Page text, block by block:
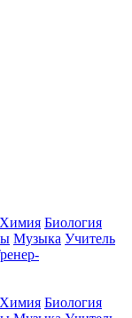
Химия Биология
Музыка Учитель
Химия Биология